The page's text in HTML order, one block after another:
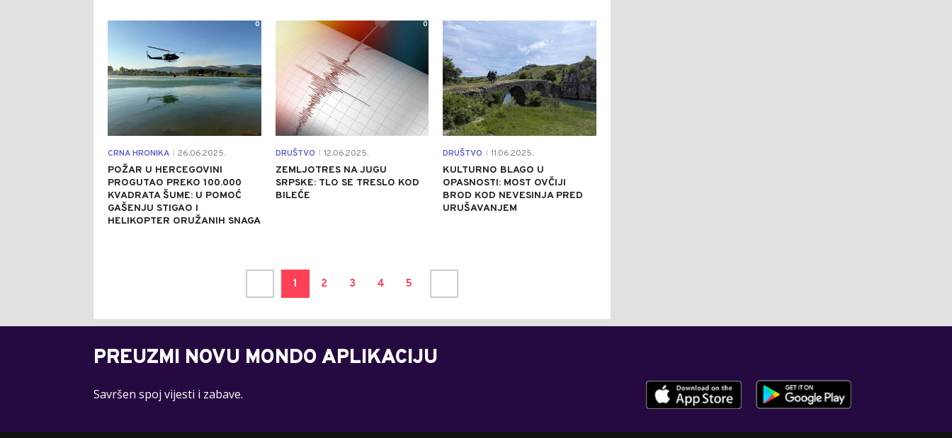
CRNA HRONIKA 26.06.2025.
POŽAR U HERCEGOVINI
PROGUTAO PREKO 100.000
KVADRATA ŠUME: U POMOĆ
GAŠENJU STIGAO I
HELIKOPTER ORUŽANIH SNAGA
0
DRUŠTVO 12.06.2025.
ZEMLJOTRES NA JUGU
SRPSKE: TLO SE TRESLO KOD
BILEĆE
0
DRUŠTVO 11.06.2025.
KULTURNO BLAGO U
OPASNOSTI: MOST OVČIJI
BROD KOD NEVESINJA PRED
URUŠAVANJEM
0
1 2 3 4 5
PREUZMI NOVU MONDO APLIKACIJU
Savršen spoj vijesti i zabave.